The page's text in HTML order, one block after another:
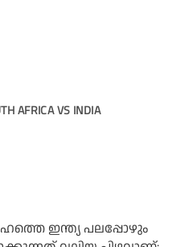
AFRICA VS INDIA
ഇന്ത്യ പലപ്പോഴും